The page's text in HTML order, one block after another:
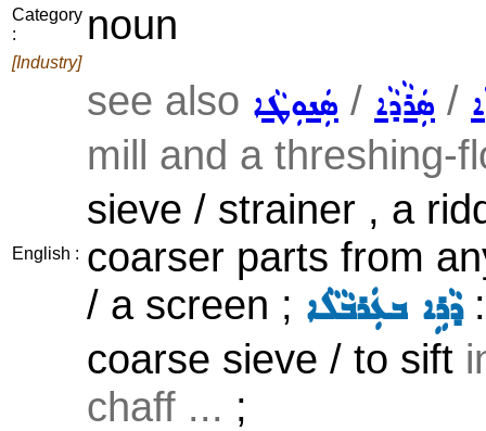
Category
:
noun
[Industry]
English :
see also ܣܲܢܘܼܛܵܐ / ܣܲܪܵܕܵܐ /
mill and a threshing-
sieve / strainer , a
coarser parts from
/ a screen ; ܕܵܪܹܐ ܒܥܲܪܒܵܠܵܐ:
coarse sieve / to sift
chaff ... ;